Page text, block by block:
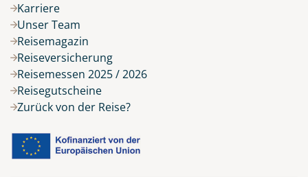
Karriere
Unser Team
Reisemagazin
Reiseversicherung
Reisemessen 2025 / 2026
Reisegutscheine
Zurück von der Reise?